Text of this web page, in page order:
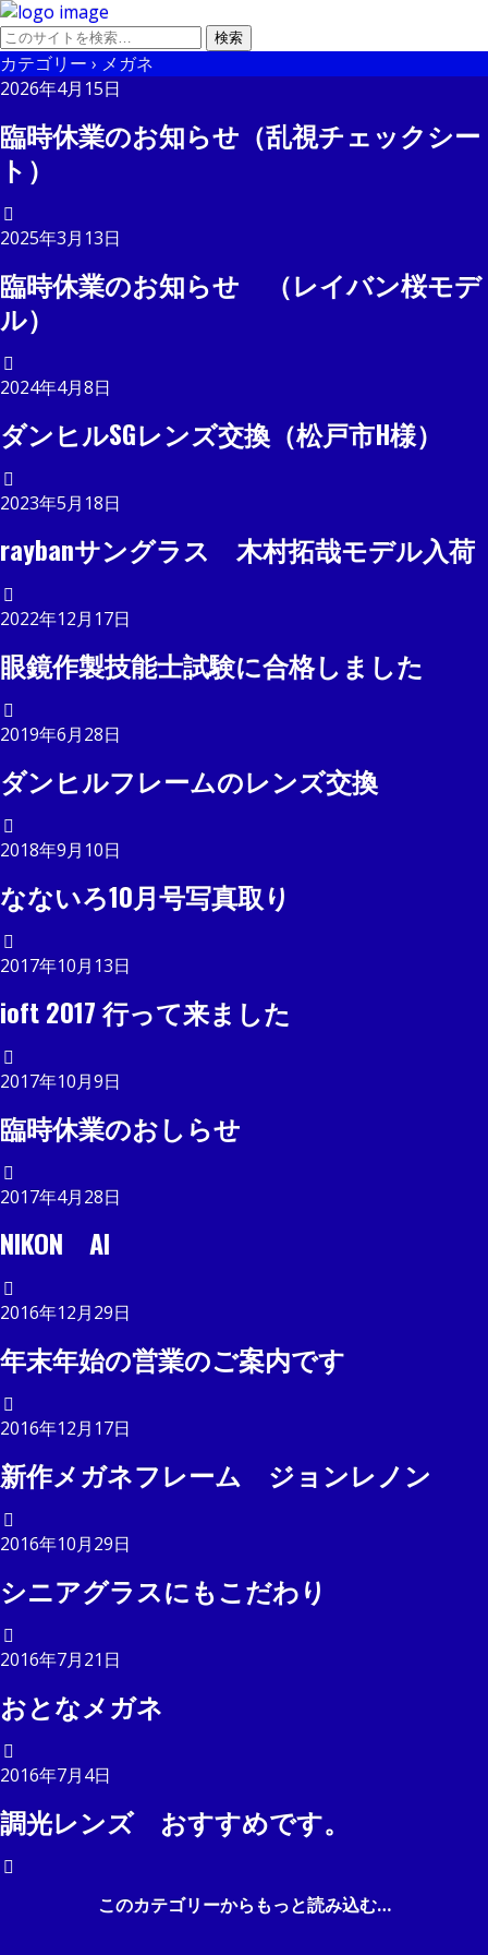
カテゴリー › メガネ
2026年4月15日
臨時休業のお知らせ（乱視チェックシー
ト）
2025年3月13日
臨時休業のお知らせ （レイバン桜モデ
ル）
2024年4月8日
ダンヒルSGレンズ交換（松戸市H様）
2023年5月18日
raybanサングラス 木村拓哉モデル入荷
2022年12月17日
眼鏡作製技能士試験に合格しました
2019年6月28日
ダンヒルフレームのレンズ交換
2018年9月10日
なないろ10月号写真取り
2017年10月13日
ioft 2017 行って来ました
2017年10月9日
臨時休業のおしらせ
2017年4月28日
NIKON AI
2016年12月29日
年末年始の営業のご案内です
2016年12月17日
新作メガネフレーム ジョンレノン
2016年10月29日
シニアグラスにもこだわり
2016年7月21日
おとなメガネ
2016年7月4日
調光レンズ おすすめです。
このカテゴリーからもっと読み込む…